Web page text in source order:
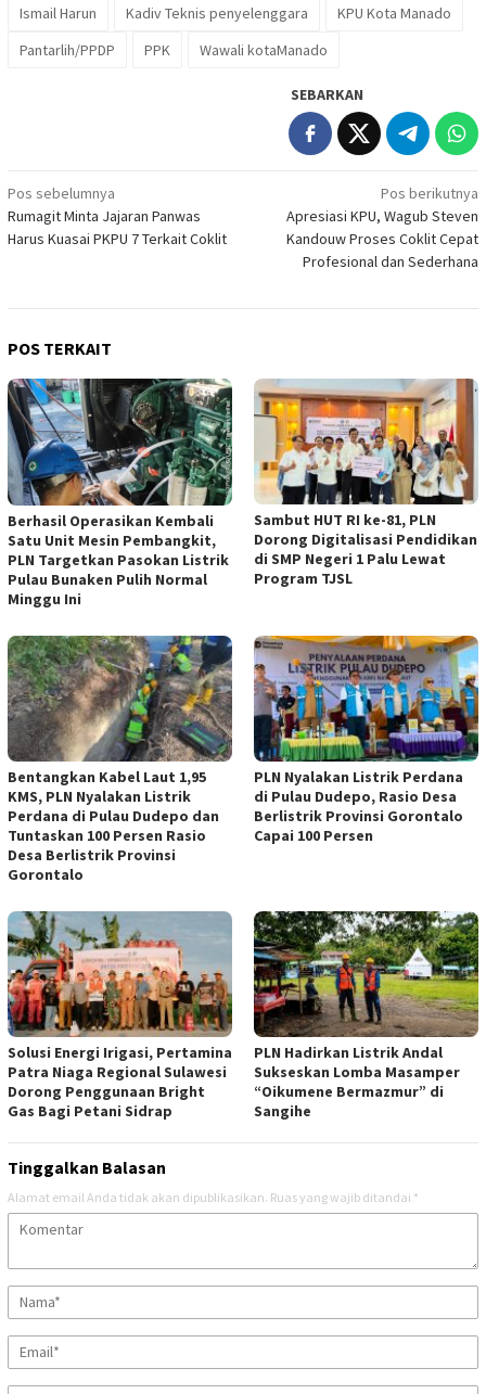
Ismail Harun Kadiv Teknis penyelenggara
KPU Kota Manado
Pantarlih/PPDP
PPK Wawali kotaManado
SEBARKAN
Navigasi
pos
Pos sebelumnya
Rumagit Minta Jajaran Panwas
Harus Kuasai PKPU 7 Terkait Coklit
Pos berikutnya
Apresiasi KPU, Wagub Steven
Kandouw Proses Coklit Cepat
Profesional dan Sederhana
POS TERKAIT
Berhasil Operasikan Kembali
Satu Unit Mesin Pembangkit,
PLN Targetkan Pasokan Listrik
Pulau Bunaken Pulih Normal
Minggu Ini
Sambut HUT RI ke-81, PLN
Dorong Digitalisasi Pendidikan
di SMP Negeri 1 Palu Lewat
Program TJSL
Bentangkan Kabel Laut 1,95
KMS, PLN Nyalakan Listrik
Perdana di Pulau Dudepo dan
Tuntaskan 100 Persen Rasio
Desa Berlistrik Provinsi
Gorontalo
PLN Nyalakan Listrik Perdana
di Pulau Dudepo, Rasio Desa
Berlistrik Provinsi Gorontalo
Capai 100 Persen
Solusi Energi Irigasi, Pertamina
Patra Niaga Regional Sulawesi
Dorong Penggunaan Bright
Gas Bagi Petani Sidrap
PLN Hadirkan Listrik Andal
Sukseskan Lomba Masamper
“Oikumene Bermazmur” di
Sangihe
Tinggalkan Balasan
Alamat email Anda tidak akan dipublikasikan. Ruas yang wajib ditandai *